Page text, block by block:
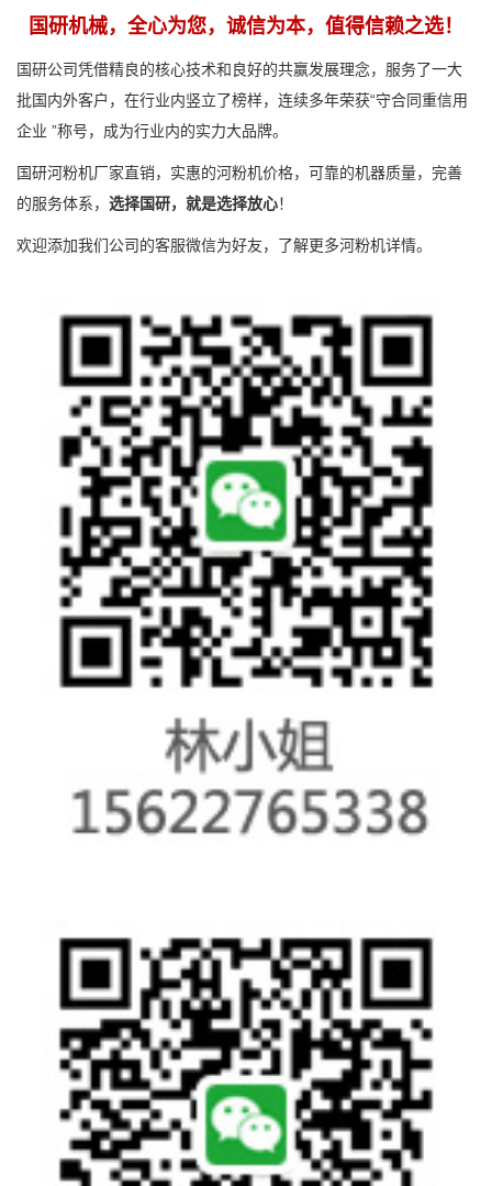
国研机械，全心为您，诚信为本，值得信赖之选！
国研公司凭借精良的核心技术和良好的共赢发展理念，服务了一大
批国内外客户，在行业内竖立了榜样，连续多年荣获“守合同重信用
企业 ”称号，成为行业内的实力大品牌。
国研河粉机厂家直销，实惠的河粉机价格，可靠的机器质量，完善
的服务体系， 选择国研，就是选择放心！
欢迎添加我们公司的客服微信为好友，了解更多河粉机详情。